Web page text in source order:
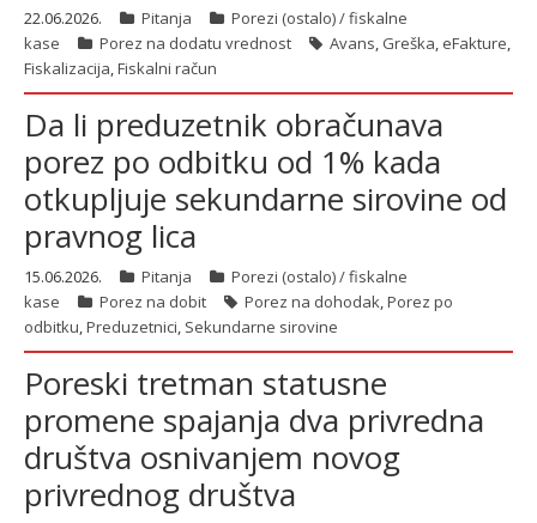
22.06.2026. Pitanja
Porezi (ostalo) / fiskalne
kase
Porez na dodatu vrednost Avans, Greška, eFakture,
Fiskalizacija,Fiskalni račun
Da li preduzetnik obračunava
porez po odbitku od 1% kada
otkupljuje sekundarne sirovine od
pravnog lica
15.06.2026. Pitanja
Porezi (ostalo) / fiskalne
kase
Porez na dobit Porez na dohodak,Porez po
odbitku,Preduzetnici, Sekundarne sirovine
Poreski tretman statusne
promene spajanja dva privredna
društva osnivanjem novog
privrednog društva